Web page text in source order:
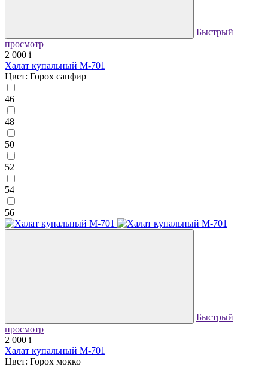
Быстрый
просмотр
2 000 i
Халат купальный М-701
Цвет: Горох сапфир
46
48
50
52
54
56
Быстрый
просмотр
2 000 i
Халат купальный М-701
Цвет: Горох мокко